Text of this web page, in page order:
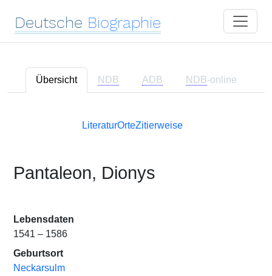
Deutsche Biographie
Übersicht NDB ADB NDB-online
LiteraturOrteZitierweise
Pantaleon, Dionys
Lebensdaten
1541 – 1586
Geburtsort
Neckarsulm